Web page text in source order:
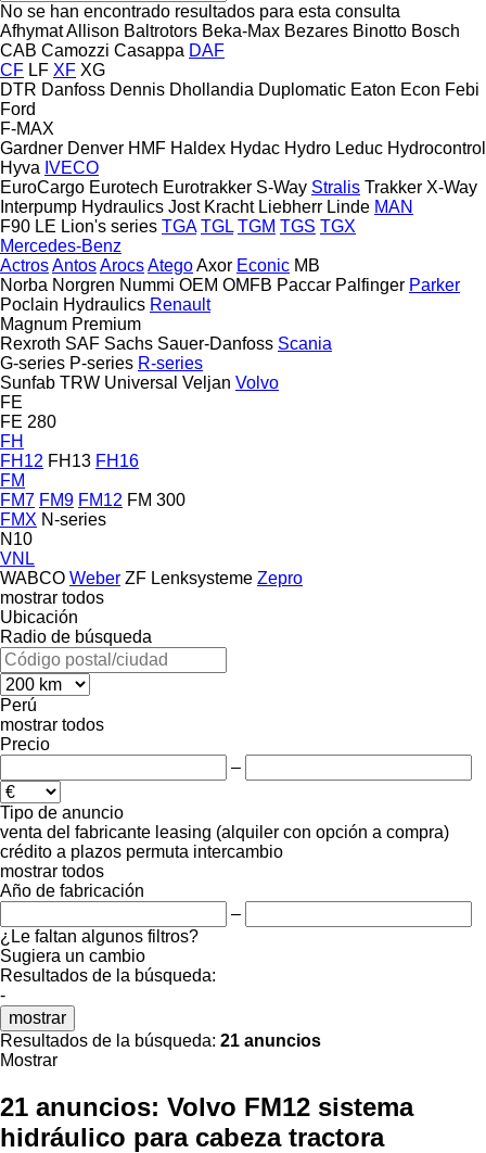
No se han encontrado resultados para esta consulta
AfhymatAllison Baltrotors Beka-Max Bezares Binotto Bosch
CAB Camozzi Casappa DAF
CF LF XF XG
DTR Danfoss Dennis Dhollandia Duplomatic Eaton Econ Febi
Ford
F-MAX
Gardner Denver HMF Haldex Hydac Hydro Leduc Hydrocontrol
Hyva IVECO
EuroCargo Eurotech Eurotrakker S-Way Stralis Trakker X-Way
Interpump Hydraulics Jost Kracht Liebherr Linde MAN
F90 LE Lion's series TGA TGL TGM TGS TGX
Mercedes-Benz
ActrosAntosArocsAtegoAxor Econic MB
Norba Norgren Nummi OEM OMFB Paccar Palfinger Parker
Poclain Hydraulics Renault
Magnum Premium
Rexroth SAF Sachs Sauer-Danfoss Scania
G-series P-series R-series
Sunfab TRW Universal Veljan Volvo
FE
FE 280
FH
FH12 FH13 FH16
FM
FM7 FM9 FM12 FM 300
FMX N-series
N10
VNL
WABCO Weber ZF Lenksysteme Zepro
mostrar todos
Ubicación
Radio de búsqueda
Perú
mostrar todos
Precio
–
Tipo de anuncio
venta del fabricante leasing (alquiler con opción a compra)
crédito a plazos permuta intercambio
mostrar todos
Año de fabricación
–
¿Le faltan algunos filtros?
Sugiera un cambio
Resultados de la búsqueda:
-
mostrar
Resultados de la búsqueda: 21 anuncios
Mostrar
21 anuncios: Volvo FM12 sistema
hidráulico para cabeza tractora